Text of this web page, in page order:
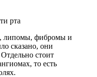
рта
липомы, фибромы и
сказано, они
стоит
то есть